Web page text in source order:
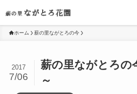
ホーム 薪の里ながとろの今
薪の里ながとろの
～
2017
7/06